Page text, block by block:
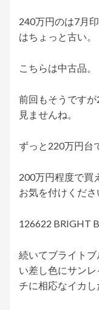
240万円のは7月
はちょっと古い。
こちらは中古品。
前回もそうです
見ませんね。
ずっと220万円台
200万円程度で買
お気を付けくださ
126622 BRIGHT
続いてブライト
い差し色にサン
チに相応なイカし